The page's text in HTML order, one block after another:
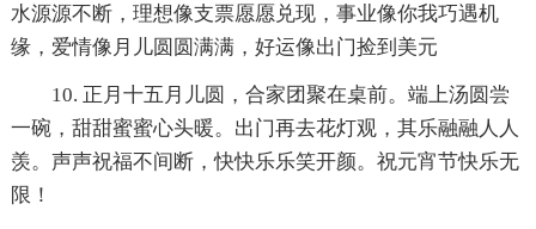
水源源不断，理想像支票愿愿兑现，事业像你我巧遇机
缘，爱情像月儿圆圆满满，好运像出门捡到美元
10. 正月十五月儿圆，合家团聚在桌前。端上汤圆尝
一碗，甜甜蜜蜜心头暖。出门再去花灯观，其乐融融人人
羡。声声祝福不间断，快快乐乐笑开颜。祝元宵节快乐无
限！